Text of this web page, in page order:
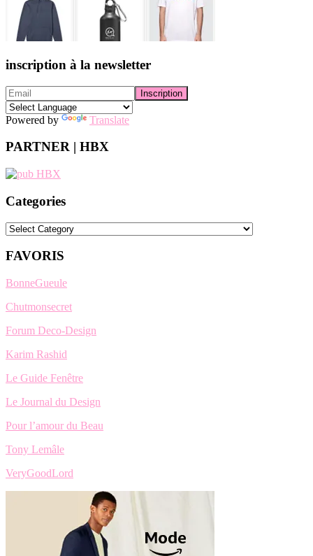
inscription à la newsletter
Powered by Translate
PARTNER | HBX
Categories
Categories
FAVORIS
BonneGueule
Chutmonsecret
Forum Deco-Design
Karim Rashid
Le Guide Fenêtre
Le Journal du Design
Pour l’amour du Beau
Tony Lemâle
VeryGoodLord